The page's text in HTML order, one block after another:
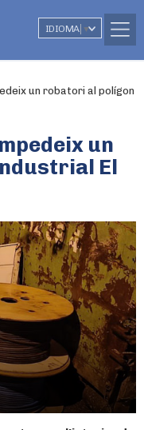
IDIOMA ▼
un robatori al polígon
un
El